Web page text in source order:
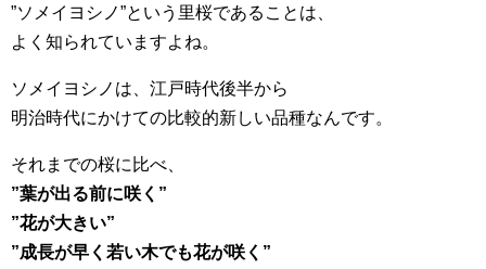
”ソメイヨシノ”という里桜であることは、
よく知られていますよね。
ソメイヨシノは、江戸時代後半から
明治時代にかけての比較的新しい品種なんです。
それまでの桜に比べ、
”葉が出る前に咲く”
”花が大きい”
”成長が早く若い木でも花が咲く”